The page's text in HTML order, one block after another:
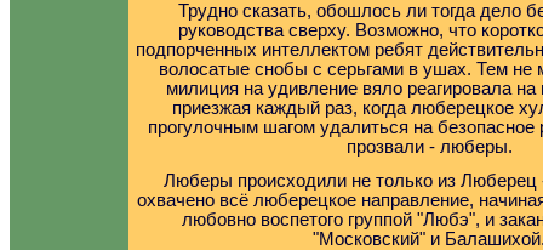
Трудно сказать, обошлось ли тогда дело
руководства сверху. Возможно, что
подпорченных интеллектом ребят
волосатые снобы с серьгами в ушах. Тем не
милиция на удивление вяло реагировала
приезжая каждый раз, когда люберецкое
прогулочным шагом удалиться на безопасное
прозвали - люберы.
Люберы происходили не только из
охвачено всё люберецкое направление,
любовно воспетого группой "Любэ", и
"Московский" и